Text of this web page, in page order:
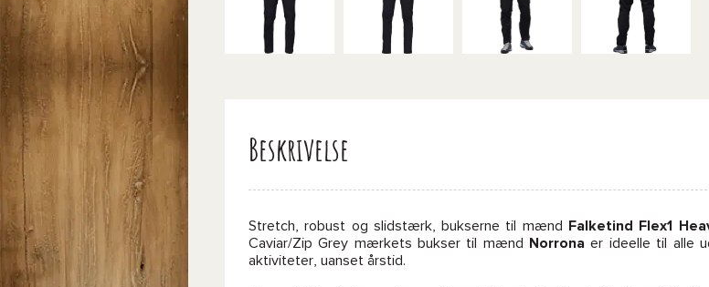
Beskrivelse
Stretch, robust og slidstærk, bukserne til mænd
Falketind Flex1
Caviar/Zip Grey mærkets bukser til mænd
Norrona er ideelle til alle
aktiviteter, uanset årstid.